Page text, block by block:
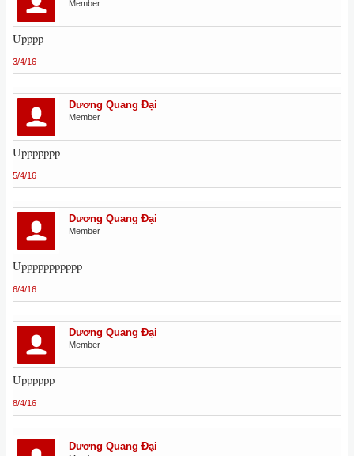
Member
Upppp
3/4/16
Dương Quang Đại
Member
Uppppppp
5/4/16
Dương Quang Đại
Member
Uppppppppppp
6/4/16
Dương Quang Đại
Member
Upppppp
8/4/16
Dương Quang Đại